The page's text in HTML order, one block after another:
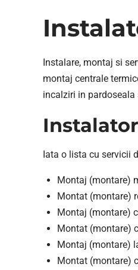
Instalare, montaj si
montaj centrale
incalziri in
Iata o lista cu servicii
Montaj (montare)
Montat (montare)
Montaj (montare)
Montat (montare)
Montaj (montare)
Montat (montare)